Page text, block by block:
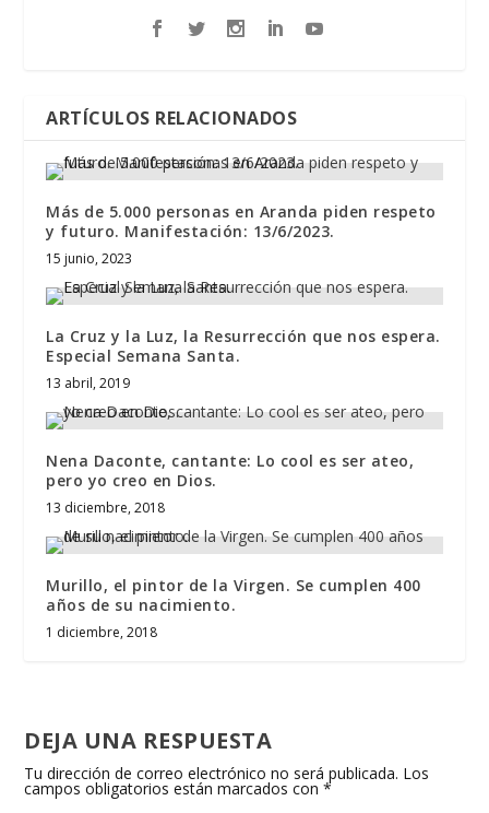
ARTÍCULOS RELACIONADOS
Más de 5.000 personas en Aranda piden respeto
y futuro. Manifestación: 13/6/2023.
15 junio, 2023
La Cruz y la Luz, la Resurrección que nos espera.
Especial Semana Santa.
13 abril, 2019
Nena Daconte, cantante: Lo cool es ser ateo,
pero yo creo en Dios.
13 diciembre, 2018
Murillo, el pintor de la Virgen. Se cumplen 400
años de su nacimiento.
1 diciembre, 2018
DEJA UNA RESPUESTA
Tu dirección de correo electrónico no será publicada. Los
campos obligatorios están marcados con*